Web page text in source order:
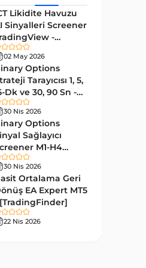
MT4
Göstergeleri
95
Göstergeleri
83
498
Likidite Havuzu
Sinyalleri Screener
-
02 May 2026
Options
Tarayıcısı 1, 5,
Dk ve 30, 90 Sn -
30 Nis 2026
Options
Sağlayıcı
M1-H4
-
30 Nis 2026
Ortalama Geri
EA Expert MT5
22 Nis 2026